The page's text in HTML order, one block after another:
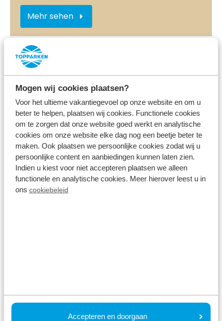
Mogen wij cookies plaatsen?
Voor het ultieme vakantiegevoel op onze website en om u
beter te helpen, plaatsen wij cookies. Functionele cookies
om te zorgen dat onze website goed werkt en analytische
cookies om onze website elke dag nog een beetje beter te
maken. Ook plaatsen we persoonlijke cookies zodat wij u
persoonlijke content en aanbiedingen kunnen laten zien.
Indien u kiest voor niet accepteren plaatsen we alleen
functionele en analytische cookies. Meer hierover leest u in
ons cookiebeleid
Accepteren en doorgaan
Mehr sehen
Im Park
Ladestation für Elektroautos